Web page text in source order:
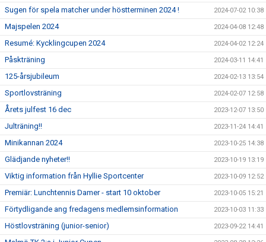
Sugen för spela matcher under höstterminen 2024 ! 2024-07-02 10:38
Majspelen 2024 2024-04-08 12:48
Resumé: Kycklingcupen 2024 2024-04-02 12:24
Påskträning 2024-03-11 14:41
125-årsjubileum 2024-02-13 13:54
Sportlovsträning 2024-02-07 12:58
Årets julfest 16 dec 2023-12-07 13:50
Julträning!! 2023-11-24 14:41
Minikannan 2024 2023-10-25 14:38
Glädjande nyheter!! 2023-10-19 13:19
Viktig information från Hyllie Sportcenter 2023-10-09 12:52
Premiär: Lunchtennis Damer - start 10 oktober 2023-10-05 15:21
Förtydligande ang fredagens medlemsinformation 2023-10-03 11:33
Höstlovsträning (junior-senior) 2023-09-22 14:41